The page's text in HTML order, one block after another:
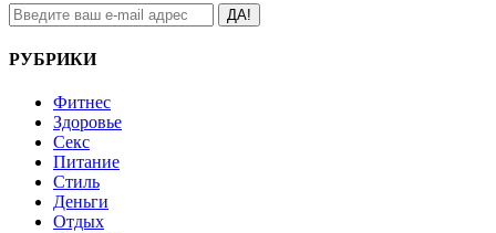
ДА!
РУБРИКИ
Фитнес
Здоровье
Секс
Питание
Стиль
Деньги
Отдых